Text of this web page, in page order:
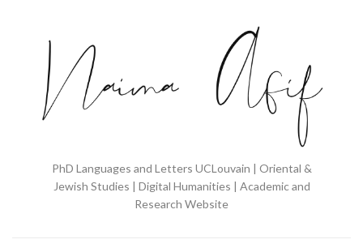
PhD Languages and Letters UCLouvain | Oriental &
Jewish Studies | Digital Humanities | Academic and
Research Website